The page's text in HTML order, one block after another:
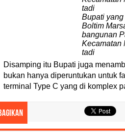
Bupati
Boltim
bangunan
Kecamatan
tadi
Disamping itu Bupati juga
bukan hanya diperuntukan untuk
terminal Type C yang di komplex